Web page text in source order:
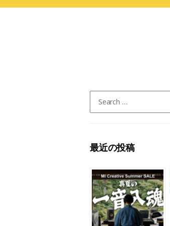
for:
最近の投稿